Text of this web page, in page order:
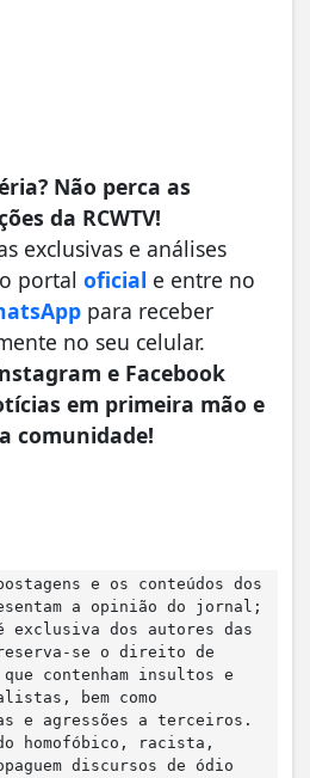
Não perca as
da RCWTV!
exclusivas e análises
portal oficial e entre no
para receber
no seu celular.
e Facebook
em primeira mão e
comunidade!
e os conteúdos dos
a opinião do jornal;
exclusiva dos autores das
reserva-se o direito de
contenham insultos e
bem como
e agressões a terceiros.
homofóbico, racista,
discursos de ódio